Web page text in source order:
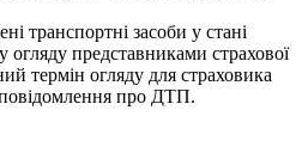
транспортні засоби у стані
представниками страхової
термін огляду для страховика
про ДТП.